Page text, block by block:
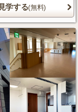
学する(無料)